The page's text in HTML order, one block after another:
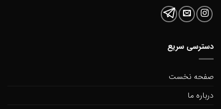
دسترسی سریع
صفحه نخست
درباره ما